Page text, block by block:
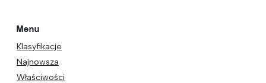
Menu
Klasyfikacje
Najnowsza
Właściwości